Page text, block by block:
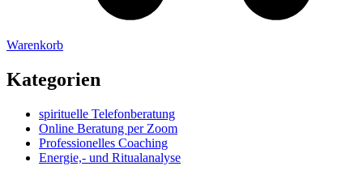
Warenkorb
Kategorien
spirituelle Telefonberatung
Online Beratung per Zoom
Professionelles Coaching
Energie,- und Ritualanalyse